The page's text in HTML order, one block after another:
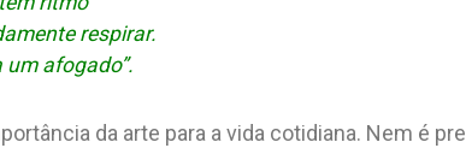
respirar.
um afogado”.
da arte para a vida cotidiana. Nem é